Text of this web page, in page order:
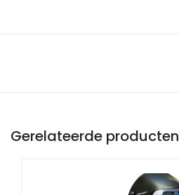
Gerelateerde producten